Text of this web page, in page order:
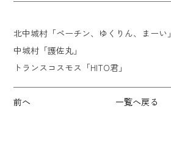
北中城村「ペーチン、ゆくりん、まーい」
中城村「護佐丸」
トランスコスモス「HITO君」
前へ 一覧へ戻る